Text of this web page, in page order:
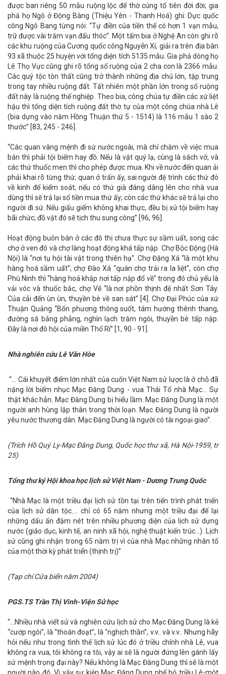
được ban riêng 50 mẫu ruộng lộc để thờ cúng tổ tiên đời đời; gia
phả họ Ngô ở Động Bàng (Thiệu Yên - Thanh Hoá) ghi: Dực quốc
công Ngô Bang từng nói: “Tự điền của tiền thế có hơn 1 vạn mẫu,
trữ được vài trăm vạn đấu thóc”. Một tấm bia ở Nghệ An còn ghi rõ
các khu ruộng của Cương quốc công Nguyễn Xí, giải ra trên địa bàn
93 xã thuộc 25 huyện với tổng diện tích 5135 mẫu. Gia phả dòng họ
Lê Thọ Vực cũng ghi rõ tổng số ruộng của 2 cha con là 2366 mẫu.
Các quý tộc tôn thất cũng trở thành những địa chủ lớn, tập trung
trong tay nhiều ruộng đất. Tất nhiên một phần lớn trong số ruộng
đất này là ruộng thế nghiệp. Theo bia, công chúa tự điền các xứ liệt
hậu thì tổng diện tích ruộng đất thờ tự của một công chúa nhà Lê
(bia dựng vào năm Hồng Thuận thứ 5 - 1514) là 116 mẫu 1 sào 2
thước” [83, 245 - 246].
“Các quan vâng mệnh đi sứ nước ngoài, mà chỉ chăm về việc mua
bán thì phải tội biếm hay đồ. Nếu là vật quý lạ, cùng là sách vở, và
các thứ thuốc men thì cho phép được mua. Khi về nước đến quan ải
phải khai rõ từng thứ; quan ở trấn ấy, sai người đệ trình các thứ đó
về kinh để kiểm soát; nếu có thứ già đáng dâng lên cho nhà vua
dùng thì sẽ trả lại số tiền mua thứ ấy; còn các thứ khác sẽ trả lại cho
người đi sứ. Nếu giấu giếm không khai thực, đều bị xử tội biếm hay
bãi chức; đồ vật đó sẽ tịch thu sung công” [96, 96].
Hoạt động buôn bán ở các đô thị chưa thực sự sầm uất, song các
chợ ở ven đô và chợ làng hoạt động khá tấp nập. Chợ Bộc Động (Hà
Nội) là “nơi tụ hội tài vật trong thiên hạ”. Chợ Đặng Xá “là một khu
hàng hoá sầm uất”; chợ Đào Xá “quán chợ trải ra la liệt”, còn chợ
Phù Ninh thì “hàng hoá khắp nơi tấp nập đổ về” trong đó chủ yếu là
vải vóc và thuốc bắc, chợ Vẽ “là nơi phồn thịnh đệ nhất Sơn Tây.
Của cải đến ùn ùn, thuyền bè về san sát” [4]. Chợ Đại Phúc của xứ
Thuận Quảng “Bốn phương thông suốt, tám hướng thênh thang,
đường sá bằng phẳng, nghìn lạch trăm ngòi, thuyền bè tấp nập.
Đây là nơi đô hội của miền Thổ Rí” [1, 90 - 91].
Nhà nghiên cứu Lê Văn Hòe
“… Cái khuyết điểm lớn nhất của cuốn Việt Nam sử lược là ở chỗ đã
nặng lời biếm nhục Mạc Đăng Dung - vua Thái Tổ nhà Mạc… Sự
thật khác hẳn. Mạc Đăng Dung bị hiểu lầm. Mạc Đăng Dung là một
người anh hùng lập thân trong thời loạn. Mạc Đăng Dung là người
yêu nước thương dân. Mạc Đăng Dung là người có tài ngoại giao”.
(Trích Hồ Quý Ly-Mạc Đăng Dung, Quốc học thư xã, Hà Nội-1959, tr
25)
Tổng thư ký Hội khoa học lịch sử Việt Nam - Dương Trung Quốc
“Nhà Mạc là một triều đại lịch sử tồn tại trên tiến trình phát triển
của lịch sử dân tộc…. chỉ có 65 năm nhưng một triều đại để lại
những dấu ấn đậm nét trên nhiều phương diện của lịch sử dựng
nước (giáo dục, kinh tế, an ninh xã hội, nghệ thuật kiến trúc…). Lịch
sử cũng ghi nhận trong 65 năm trị vì của nhà Mạc những nhân tố
của một thời kỳ phát triển (thịnh trị)”
(Tạp chí Cửa biển năm 2004)
PGS.TS Trần Thị Vinh-Viện Sử học
“…Nhiều nhà viết sử và nghiên cứu lịch sử cho Mạc Đăng Dung là kẻ
“cướp ngôi”, là “thoán đoạt”, là “nghịch thần”, v.v.. và v.v.. Nhưng hãy
hỏi nếu như trong tình thế lịch sử lúc đó ở triều chính nhà Lê, vua
không ra vua, tôi không ra tôi, vậy ai sẽ là người đứng lên gánh lấy
sứ mệnh trọng đại này? Nếu không là Mạc Đăng Dung thì sẽ là một